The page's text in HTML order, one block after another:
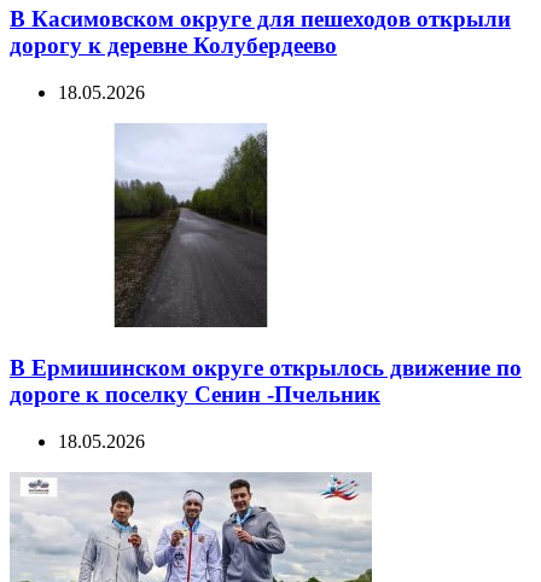
В Касимовском округе для пешеходов открыли
дорогу к деревне Колубердеево
18.05.2026
В Ермишинском округе открылось движение по
дороге к поселку Сенин -Пчельник
18.05.2026